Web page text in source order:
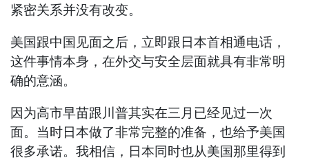
紧密关系并没有改变。
美国跟中国见面之后，立即跟日本首相通电话，
这件事情本身，在外交与安全层面就具有非常明
确的意涵。
因为高市早苗跟川普其实在三月已经见过一次
面。当时日本做了非常完整的准备，也给予美国
很多承诺。我相信，日本同时也从美国那里得到